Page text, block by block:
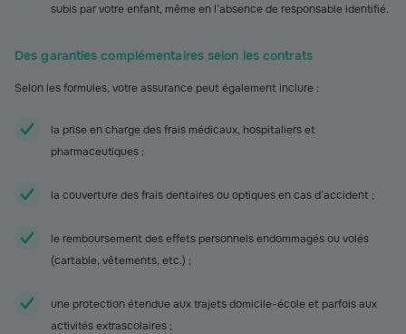
subis par votre enfant, même en l’absence de responsable identifié.
Des garanties complémentaires selon les contrats
Selon les formules, votre assurance peut également inclure :
la prise en charge des frais médicaux, hospitaliers et
pharmaceutiques ;
la couverture des frais dentaires ou optiques en cas d’accident ;
le remboursement des effets personnels endommagés ou volés
(cartable, vêtements, etc.) ;
une protection étendue aux trajets domicile-école et parfois aux
activités extrascolaires ;